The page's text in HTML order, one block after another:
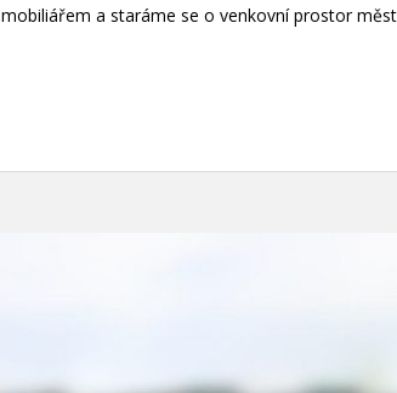
mobiliářem a staráme se o venkovní prostor